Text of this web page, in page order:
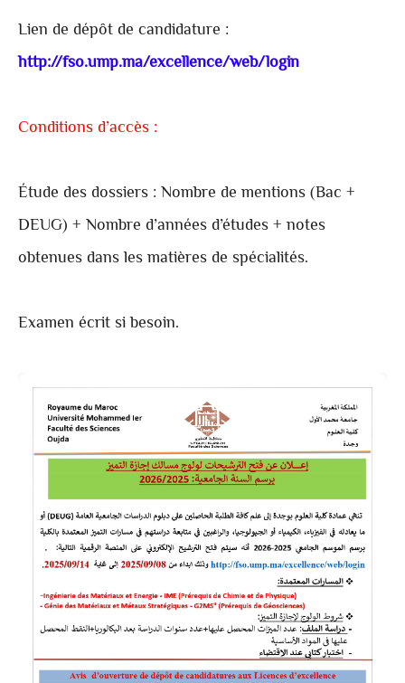
Lien de dépôt de candidature :
http://fso.ump.ma/excellence/web/login
Conditions d’accès :
Étude des dossiers : Nombre de mentions (Bac +
DEUG) + Nombre d’années d’études + notes
obtenues dans les matières de spécialités.
Examen écrit si besoin.